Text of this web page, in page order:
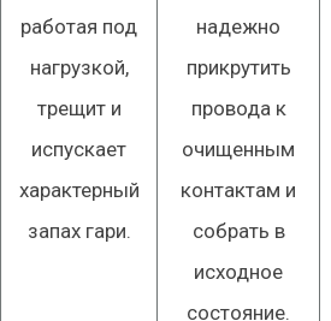
работая под
нагрузкой,
трещит и
испускает
характерный
запах гари.
надежно
прикрутить
провода к
очищенным
контактам и
собрать в
исходное
состояние.